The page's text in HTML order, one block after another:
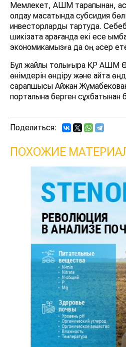
Мемлекет, АШМ тарапынан,
қолдау мақсатында субсидия
инвесторларды тартуда.
шикізатқа қарағанда екі есе
экономикамызға да оң әсер
Бұл жайлы толығырақ ҚР АШМ
өнімдерін өндіру және қайта
сарапшысы Айжан
порталына берген сұхбатынан
Поделиться:
ПОХОЖИЕ